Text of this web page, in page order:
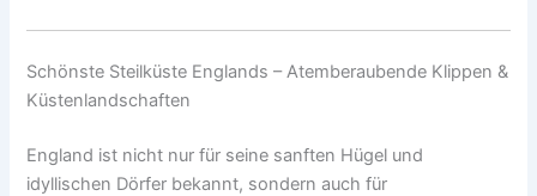
Schönste Steilküste Englands – Atemberaubende Klippen &
Küstenlandschaften
England ist nicht nur für seine sanften Hügel und
idyllischen Dörfer bekannt, sondern auch für